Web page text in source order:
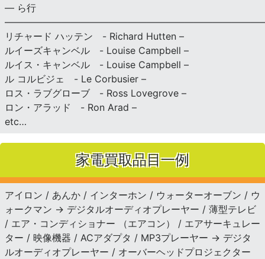
— ら行
リチャード ハッテン - Richard Hutten –
ルイーズキャンベル - Louise Campbell –
ルイス・キャンベル - Louise Campbell –
ル コルビジェ - Le Corbusier –
ロス・ラブグローブ - Ross Lovegrove –
ロン・アラッド - Ron Arad –
etc…
家電買取品目一例
アイロン / あんか / インターホン / ウォーターオーブン / ウ
ォークマン → デジタルオーディオプレーヤー / 薄型テレビ
/ エア・コンディショナー （エアコン） / エアサーキュレー
ター / 映像機器 / ACアダプタ / MP3プレーヤー → デジタ
ルオーディオプレーヤー / オーバーヘッドプロジェクター